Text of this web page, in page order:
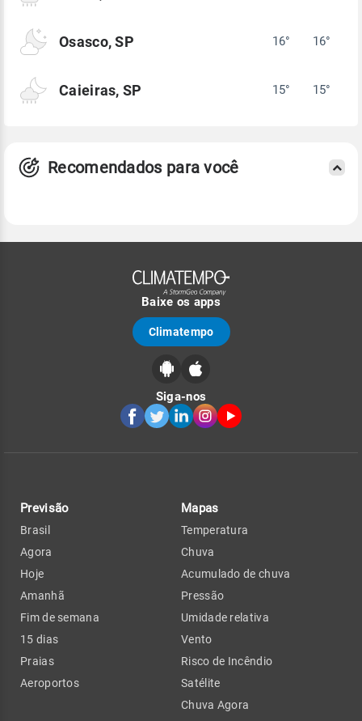
Osasco, SP 16° 16°
Caieiras, SP 15° 15°
Recomendados para você
Baixe os apps
Climatempo
Siga-nos
Previsão
Brasil
Agora
Hoje
Amanhã
Fim de semana
15 dias
Praias
Aeroportos
Mapas
Temperatura
Chuva
Acumulado de chuva
Pressão
Umidade relativa
Vento
Risco de Incêndio
Satélite
Chuva Agora